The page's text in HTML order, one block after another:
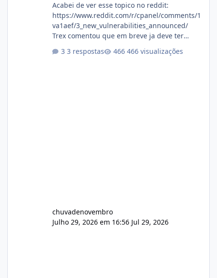
Acabei de ver esse topico no reddit:
https://www.reddit.com/r/cpanel/comments/1
va1aef/3_new_vulnerabilities_announced/
Trex comentou que em breve ja deve ter
3 respostas 466 visualizações
chuvadenovembro
Julho 29, 2026 em 16:56 Jul 29, 2026